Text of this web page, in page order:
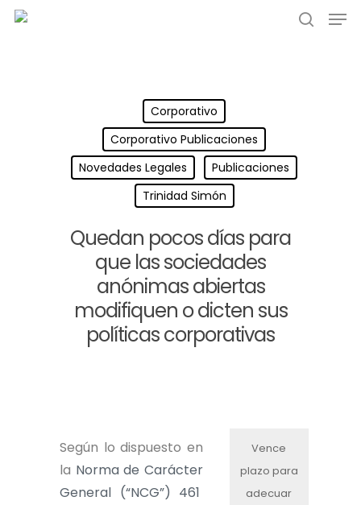
Corporativo
Corporativo Publicaciones
Novedades Legales
Publicaciones
Trinidad Simón
Quedan pocos días para
que las sociedades
anónimas abiertas
modifiquen o dicten sus
políticas corporativas
Según lo dispuesto en
la Norma de Carácter
General (“NCG”) 461
Vence
plazo para
adecuar